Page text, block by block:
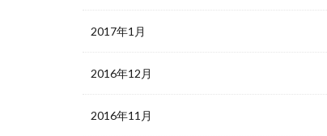
2017年1月
2016年12月
2016年11月